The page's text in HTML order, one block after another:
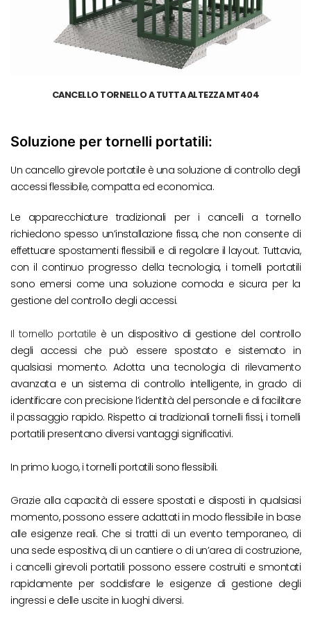
CANCELLO TORNELLO A TUTTA ALTEZZA MT404
Soluzione per tornelli portatili:
Un cancello girevole portatile è una soluzione di controllo degli
accessi flessibile, compatta ed economica.
Le apparecchiature tradizionali per i cancelli a tornello
richiedono spesso un’installazione fissa, che non consente di
effettuare spostamenti flessibili e di regolare il layout. Tuttavia,
con il continuo progresso della tecnologia, i tornelli portatili
sono emersi come una soluzione comoda e sicura per la
gestione del controllo degli accessi.
Il tornello portatile è un dispositivo di gestione del controllo
degli accessi che può essere spostato e sistemato in
qualsiasi momento. Adotta una tecnologia di rilevamento
avanzata e un sistema di controllo intelligente, in grado di
identificare con precisione l’identità del personale e di facilitare
il passaggio rapido. Rispetto ai tradizionali tornelli fissi, i tornelli
portatili presentano diversi vantaggi significativi.
In primo luogo, i tornelli portatili sono flessibili.
Grazie alla capacità di essere spostati e disposti in qualsiasi
momento, possono essere adattati in modo flessibile in base
alle esigenze reali. Che si tratti di un evento temporaneo, di
una sede espositiva, di un cantiere o di un’area di costruzione,
i cancelli girevoli portatili possono essere costruiti e smontati
rapidamente per soddisfare le esigenze di gestione degli
ingressi e delle uscite in luoghi diversi.